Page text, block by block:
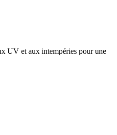
UV et aux intempéries pour une